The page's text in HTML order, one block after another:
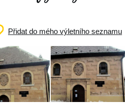
Přidat do mého výletního seznamu